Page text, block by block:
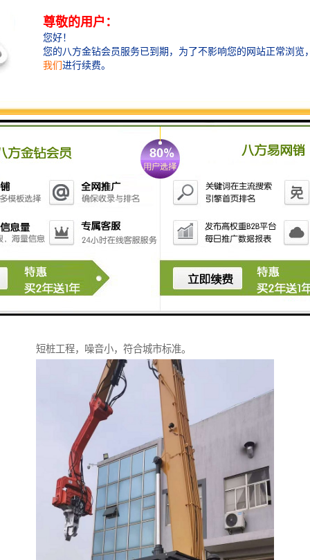
液压振动打桩机主要安装在挖掘机上使用，挖掘机包括
陆地上的挖掘机和水陆两用的挖掘机。挖掘机打桩机主
要用于打桩，桩的类型包括管桩、钢板桩、钢管桩、混
短桩工程，噪音小，符合城市标准。